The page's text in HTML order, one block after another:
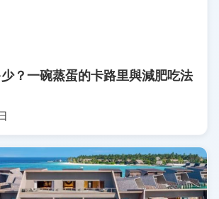
？一碗蒸蛋的卡路里與減肥吃法